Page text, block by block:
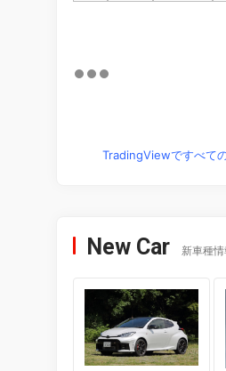
TradingViewですべて
New Car 新車種情